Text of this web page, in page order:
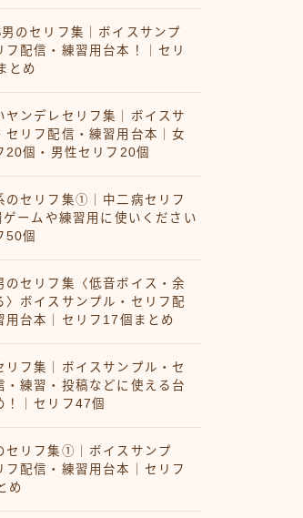
のセリフ集｜ボイスサンプ
フ配信・練習用台本！｜セリ
とめ
ヤンデレセリフ集｜ボイスサ
セリフ配信・練習用台本｜女
20個・男性セリフ20個
のセリフ集①｜中二病セリフ
ームや練習用に使いください
50個
のセリフ集〈低音ボイス・余
〉ボイスサンプル・セリフ配
用台本｜セリフ17個まとめ
リフ集｜ボイスサンプル・セ
・練習・投稿などに使える台
！｜セリフ47個
セリフ集①｜ボイスサンプ
フ配信・練習用台本｜セリフ
め